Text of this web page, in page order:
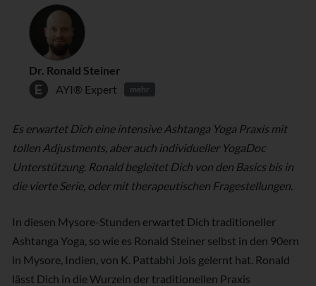
Dr. Ronald Steiner
AYI® Expert
mehr
Es erwartet Dich eine intensive Ashtanga Yoga Praxis mit
tollen Adjustments, aber auch individueller YogaDoc
Unterstützung. Ronald begleitet Dich von den Basics bis in
die vierte Serie, oder mit therapeutischen Fragestellungen.
In diesen Mysore-Stunden erwartet Dich traditioneller
Ashtanga Yoga, so wie es Ronald Steiner selbst in den 90ern
in Mysore, Indien, von K. Pattabhi Jois gelernt hat. Ronald
lässt Dich in die Wurzeln der traditionellen Praxis